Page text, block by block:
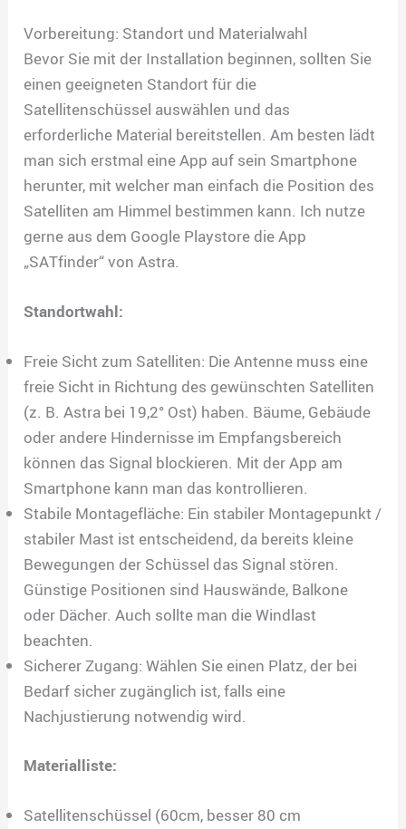
Vorbereitung: Standort und Materialwahl
Bevor Sie mit der Installation beginnen, sollten Sie
einen geeigneten Standort für die
Satellitenschüssel auswählen und das
erforderliche Material bereitstellen. Am besten lädt
man sich erstmal eine App auf sein Smartphone
herunter, mit welcher man einfach die Position des
Satelliten am Himmel bestimmen kann. Ich nutze
gerne aus dem Google Playstore die App
„SATfinder“ von Astra.
Standortwahl:
Freie Sicht zum Satelliten: Die Antenne muss eine
freie Sicht in Richtung des gewünschten Satelliten
(z. B. Astra bei 19,2° Ost) haben. Bäume, Gebäude
oder andere Hindernisse im Empfangsbereich
können das Signal blockieren. Mit der App am
Smartphone kann man das kontrollieren.
Stabile Montagefläche: Ein stabiler Montagepunkt /
stabiler Mast ist entscheidend, da bereits kleine
Bewegungen der Schüssel das Signal stören.
Günstige Positionen sind Hauswände, Balkone
oder Dächer. Auch sollte man die Windlast
beachten.
Sicherer Zugang: Wählen Sie einen Platz, der bei
Bedarf sicher zugänglich ist, falls eine
Nachjustierung notwendig wird.
Materialliste:
Satellitenschüssel (60cm, besser 80 cm